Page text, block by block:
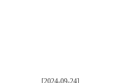
[2024-09-24]